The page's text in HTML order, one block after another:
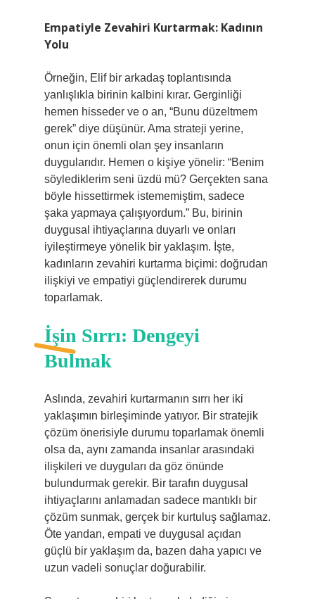
Empatiyle Zevahiri Kurtarmak: Kadının
Yolu
Örneğin, Elif bir arkadaş toplantısında
yanlışlıkla birinin kalbini kırar. Gerginliği
hemen hisseder ve o an, “Bunu düzeltmem
gerek” diye düşünür. Ama strateji yerine,
onun için önemli olan şey insanların
duygularıdır. Hemen o kişiye yönelir: “Benim
söylediklerim seni üzdü mü? Gerçekten sana
böyle hissettirmek istememiştim, sadece
şaka yapmaya çalışıyordum.” Bu, birinin
duygusal ihtiyaçlarına duyarlı ve onları
iyileştirmeye yönelik bir yaklaşım. İşte,
kadınların zevahiri kurtarma biçimi: doğrudan
ilişkiyi ve empatiyi güçlendirerek durumu
toparlamak.
İşin Sırrı: Dengeyi
Bulmak
Aslında, zevahiri kurtarmanın sırrı her iki
yaklaşımın birleşiminde yatıyor. Bir stratejik
çözüm önerisiyle durumu toparlamak önemli
olsa da, aynı zamanda insanlar arasındaki
ilişkileri ve duyguları da göz önünde
bulundurmak gerekir. Bir tarafın duygusal
ihtiyaçlarını anlamadan sadece mantıklı bir
çözüm sunmak, gerçek bir kurtuluş sağlamaz.
Öte yandan, empati ve duygusal açıdan
güçlü bir yaklaşım da, bazen daha yapıcı ve
uzun vadeli sonuçlar doğurabilir.